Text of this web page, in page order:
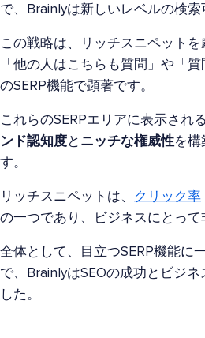
で、Brainlyは新しいレベルの検索
この戦略は、リッチスニペット
「他の人はこちらも質問」や「
のSERP機能で顕著です。
これらのSERPエリアに表示され
ンド認知度と ニッチな権威性を構
す。
リッチスニペットは、 クリック率
の一つであり、ビジネスにとって
全体として、目立つSERP機能に
で、BrainlyはSEOの成功とビジ
した。